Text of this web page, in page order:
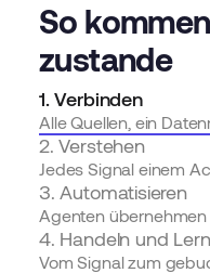
So
zustande
1. Verbinden
Alle Quellen, ein
2. Verstehen
Jedes Signal einem
3. Automatisieren
Agenten übernehmen
4. Handeln und
Vom Signal zum